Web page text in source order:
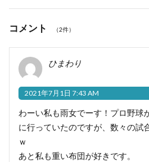
コメント （2件）
ひまわり
2021年7月1日 7:43 AM
わーい私も雨女でーす！プロ野球
に行っていたのですが、数々の試
ｗ
あと私も重い布団が好きです。